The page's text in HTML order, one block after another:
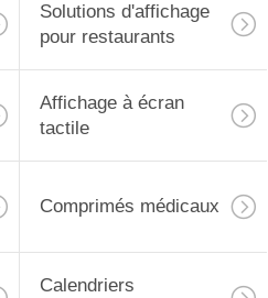
Solutions d'affichage
pour restaurants
Affichage à écran
tactile
Comprimés médicaux
Calendriers